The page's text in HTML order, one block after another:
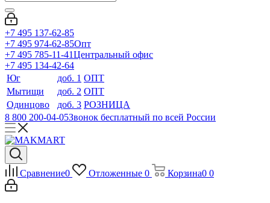
+7 495 137-62-85
+7 495 974-62-85Опт
+7 495 785-11-41Центральный офис
+7 495 134-42-64
Юг
доб. 1 ОПТ
Мытищи
доб. 2 ОПТ
Одинцово
доб. 3 РОЗНИЦА
8 800 200-04-05Звонок бесплатный по всей России
Сравнение0 Отложенные 0 Корзина0 0